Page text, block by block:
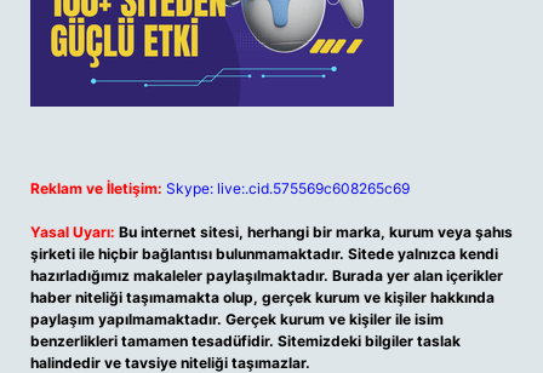
Reklam ve İletişim: Skype: live:.cid.575569c608265c69
Yasal Uyarı: Bu internet sitesi, herhangi bir marka, kurum veya şahıs
şirketi ile hiçbir bağlantısı bulunmamaktadır. Sitede yalnızca kendi
hazırladığımız makaleler paylaşılmaktadır. Burada yer alan içerikler
haber niteliği taşımamakta olup, gerçek kurum ve kişiler hakkında
paylaşım yapılmamaktadır. Gerçek kurum ve kişiler ile isim
benzerlikleri tamamen tesadüfidir. Sitemizdeki bilgiler taslak
halindedir ve tavsiye niteliği taşımazlar.